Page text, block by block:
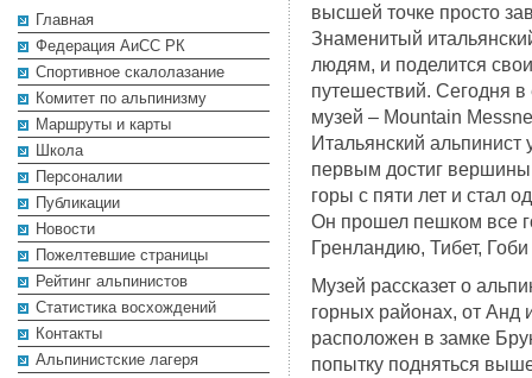
Главная
Федерация АиСС РК
Cпортивное скалолазание
Комитет по альпинизму
Маршруты и карты
Школа
Персоналии
Публикации
Новости
Пожелтевшие страницы
Рейтинг альпинистов
Cтатистика восхождений
Контакты
Альпинистские лагеря
высшей точке просто
Знаменитый
людям, и поделится
путешествий. Сегодня
музей – Mountain
Итальянский
первым достиг
горы с пяти лет и стал
Он прошел пешком все
Гренландию, Тибет,
Музей рассказет о
горных районах, от Анд
расположен в замке
попытку подняться